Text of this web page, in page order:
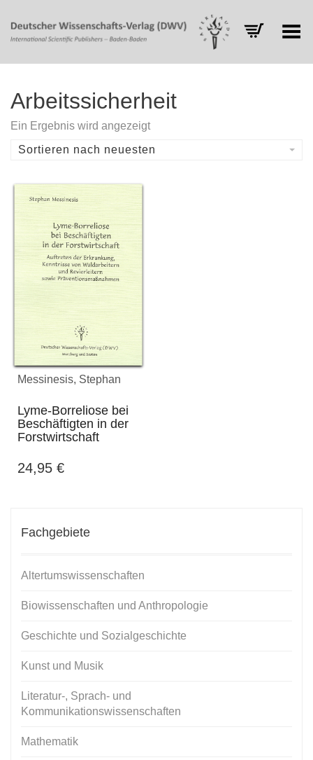
Toggle Menu
Arbeitssicherheit
Ein Ergebnis wird angezeigt
Sortieren nach neuesten
Messinesis, Stephan
Lyme-Borreliose bei
Beschäftigten in der
Forstwirtschaft
24,95 €
Fachgebiete
Altertumswissenschaften
Biowissenschaften und Anthropologie
Geschichte und Sozialgeschichte
Kunst und Musik
Literatur-, Sprach- und
Kommunikationswissenschaften
Mathematik